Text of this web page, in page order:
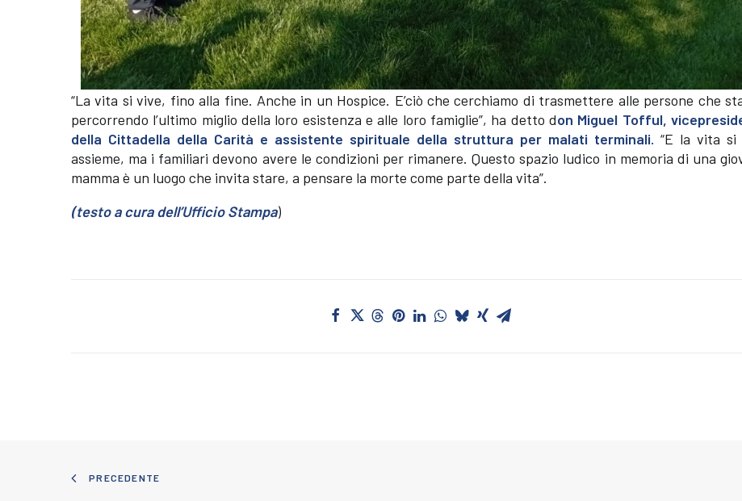
“La vita si vive, fino alla fine. Anche in un Hospice. E’ciò che cerchiamo di trasmettere alle persone che
percorrendo l’ultimo miglio della loro esistenza e alle loro famiglie”, ha detto don Miguel Tofful,
della Cittadella della Carità e assistente spirituale della struttura per malati terminali. “E la vita si
assieme, ma i familiari devono avere le condizioni per rimanere. Questo spazio ludico in memoria di una
mamma è un luogo che invita stare, a pensare la morte come parte della vita”.
(testo a cura dell’Ufficio Stampa)
PRECEDENTE